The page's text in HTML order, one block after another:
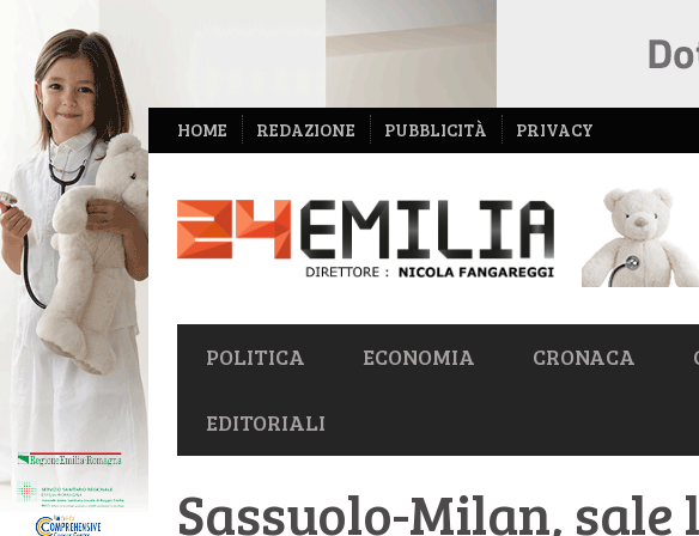
NAVIGAZIONE
SECONDARIA
HOME REDAZIONE PUBBLICITÀ PRIVACY
NAVIGAZIONE
PRIMARIA
POLITICA ECONOMIA CRONACA
EDITORIALI
Sassuolo-Milan, sale